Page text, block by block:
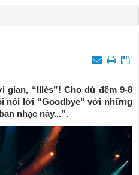
gian, “Illés”! Cho dù đêm 9-8
nói lời “Goodbye” với những
nhạc này...”.